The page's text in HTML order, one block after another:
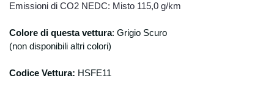
Emissioni di CO2 NEDC: Misto 115,0 g/km
Colore di questa vettura: Grigio Scuro
(non disponibili altri colori)
Codice Vettura: HSFE11